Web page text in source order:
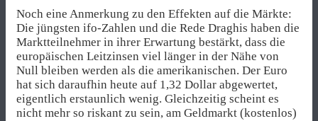
Noch eine Anmerkung zu den Effekten auf die Märkte:
Die jüngsten ifo-Zahlen und die Rede Draghis haben die
Marktteilnehmer in ihrer Erwartung bestärkt, dass die
europäischen Leitzinsen viel länger in der Nähe von
Null bleiben werden als die amerikanischen. Der Euro
hat sich daraufhin heute auf 1,32 Dollar abgewertet,
eigentlich erstaunlich wenig. Gleichzeitig scheint es
nicht mehr so riskant zu sein, am Geldmarkt (kostenlos)